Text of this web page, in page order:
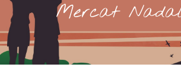
Mercat